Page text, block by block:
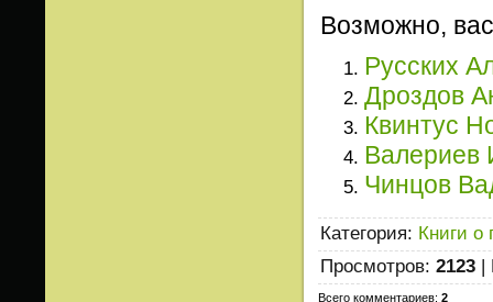
Возможно,
Русских
Дроздов
Квинтус
Валериев
Чинцов
Категория: Книги о
Просмотров: 2123 |
Всего комментариев: 2